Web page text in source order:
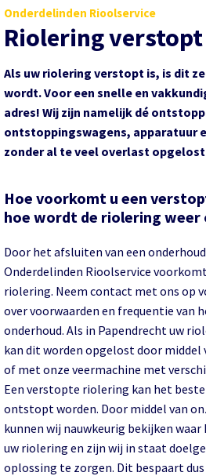
Onderdelinden Rioolservice
Riolering
Als uw riolering verstopt is, is dit
wordt. Voor een snelle en
adres! Wij zijn namelijk dé
ontstoppingswagens, apparatuur
zonder al te veel overlast
Hoe voorkomt u een
hoe wordt de riolering
Door het afsluiten van een
Onderdelinden Rioolservice
riolering. Neem contact met ons op
over voorwaarden en frequentie van
onderhoud. Als in Papendrecht uw riolering toch verstopt is,
kan dit worden opgelost door middel
of met onze veermachine met
Een verstopte riolering kan het
ontstopt worden. Door middel van
kunnen wij nauwkeurig bekijken
uw riolering en zijn wij in staat
oplossing te zorgen. Dit bespaart